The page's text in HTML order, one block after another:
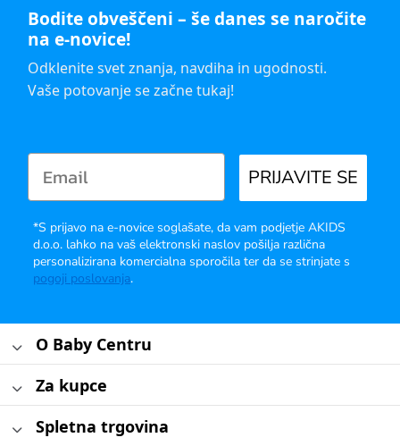
Bodite obveščeni – še danes se naročite
na e-novice!
Odklenite svet znanja, navdiha in ugodnosti.
Vaše potovanje se začne tukaj!
PRIJAVITE SE
*S prijavo na e-novice soglašate, da vam podjetje AKIDS
d.o.o. lahko na vaš elektronski naslov pošilja različna
personalizirana komercialna sporočila ter da se strinjate s
pogoji poslovanja.
O Baby Centru
Za kupce
Spletna trgovina